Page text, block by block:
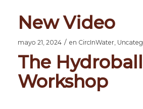
New Video
mayo 21, 2024 / en CircInWater,
The
Workshop